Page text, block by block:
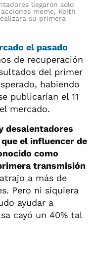
llegaron solo
meme, Keith
su primera
el pasado
de recuperación
del primer
habiendo
publicarían el 11
mercado.
desalentadores
el influencer de
como
transmisión
a más de
Pero ni siquiera
ayudar a
cayó un 40% tal